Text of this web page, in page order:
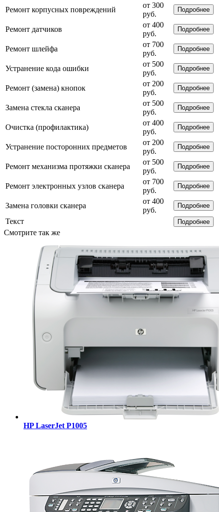
Ремонт корпусных повреждений
от 300
руб.
Подробнее
Ремонт датчиков
от 400
руб.
Подробнее
Ремонт шлейфа
от 700
руб.
Подробнее
Устранение кода ошибки
от 500
руб.
Подробнее
Ремонт (замена) кнопок
от 200
руб.
Подробнее
Замена стекла сканера
от 500
руб.
Подробнее
Очистка (профилактика)
от 400
руб.
Подробнее
Устранение посторонних предметов
от 200
руб.
Подробнее
Ремонт механизма протяжки сканера
от 500
руб.
Подробнее
Ремонт электронных узлов сканера
от 700
руб.
Подробнее
Замена головки сканера
от 400
руб.
Подробнее
Текст Подробнее
Смотрите так же
HP LaserJet P1005